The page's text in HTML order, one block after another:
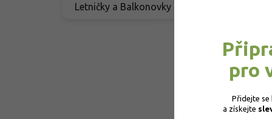
Letničky a Balkonovky
pro
Přidejte se
a získejte